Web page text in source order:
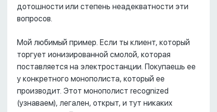
дотошности или степень неадекватности эти
вопросов.
Мой любимый пример. Если ты клиент, который
торгует ионизированной смолой, которая
поставляется на электростанции. Покупаешь ее
у конкретного монополиста, который ее
производит. Этот монополист recognized
(узнаваем), легален, открыт, и тут никаких